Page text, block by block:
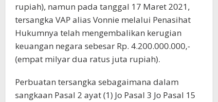
rupiah), namun pada tanggal 17 Maret 2021,
tersangka VAP alias Vonnie melalui Penasihat
Hukumnya telah mengembalikan kerugian
keuangan negara sebesar Rp. 4.200.000.000,-
(empat milyar dua ratus juta rupiah).
Perbuatan tersangka sebagaimana dalam
sangkaan Pasal 2 ayat (1) Jo Pasal 3 Jo Pasal 15